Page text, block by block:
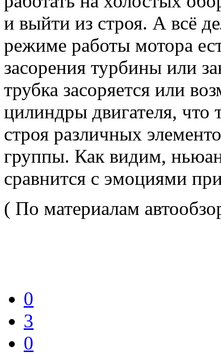
и выйти из строя. А всё
режиме работы мотора
засорения турбины или
трубка засоряется или
цилиндры двигателя, что
строя различных
группы. Как видим,
сравнится с эмоциями
( По материалам
0
3
0